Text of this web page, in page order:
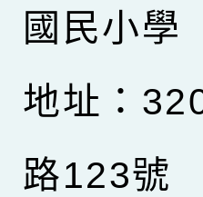
國民小學
地址：
路123號